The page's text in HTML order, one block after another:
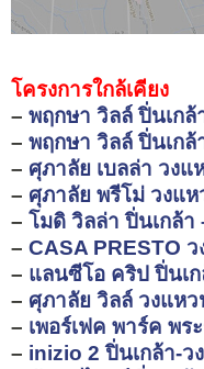
โครงการใกล้เคียง
– พฤกษา วิลล์ ปิ่นเกล้
– พฤกษา วิลล์ ปิ่นเกล้
– ศุภาลัย เบลล่า วงแ
– ศุภาลัย พรีโม่ วงแ
– โมดิ วิลล่า ปิ่นเกล้า
– CASA PRESTO
– แลนซีโอ คริป ปิ่นเ
– ศุภาลัย วิลล์ วงแห
– เพอร์เฟค พาร์ค พร
– inizio 2 ปิ่นเกล้า-ว